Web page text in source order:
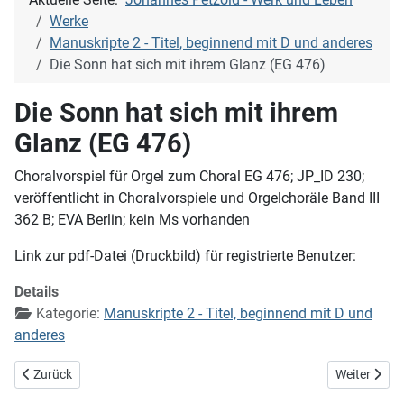
Werke
Manuskripte 2 - Titel, beginnend mit D und anderes
Die Sonn hat sich mit ihrem Glanz (EG 476)
Die Sonn hat sich mit ihrem
Glanz (EG 476)
Choralvorspiel für Orgel zum Choral EG 476; JP_ID 230;
veröffentlicht in Choralvorspiele und Orgelchoräle Band III
362 B; EVA Berlin; kein Ms vorhanden
Link zur pdf-Datei (Druckbild) für registrierte Benutzer:
Details
Kategorie: Manuskripte 2 - Titel, beginnend mit D und
anderes
Vorheriger Beitrag: Die Sach ist dein, Herr Jesu Christ
Zurück Nächster
Weiter